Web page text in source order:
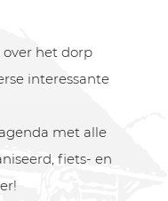
het dorp
interessante
met alle
fiets- en